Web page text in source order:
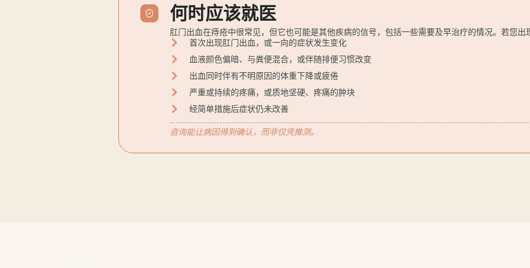
何时应该就医
肛门出血在痔疮中很常见，但它也可能是其他疾病的信号，包括一些需要及早治疗的情况。若您出
首次出现肛门出血，或一向的症状发生变化
血液颜色偏暗、与粪便混合，或伴随排便习惯改变
出血同时伴有不明原因的体重下降或疲倦
严重或持续的疼痛，或质地坚硬、疼痛的肿块
经简单措施后症状仍未改善
咨询能让病因得到确认，而非仅凭推测。